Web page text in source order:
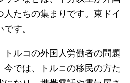
人たちの集まりです。東ドイ
す。
トルコの外国人労働者の問題
今では、トルコの移民の方た